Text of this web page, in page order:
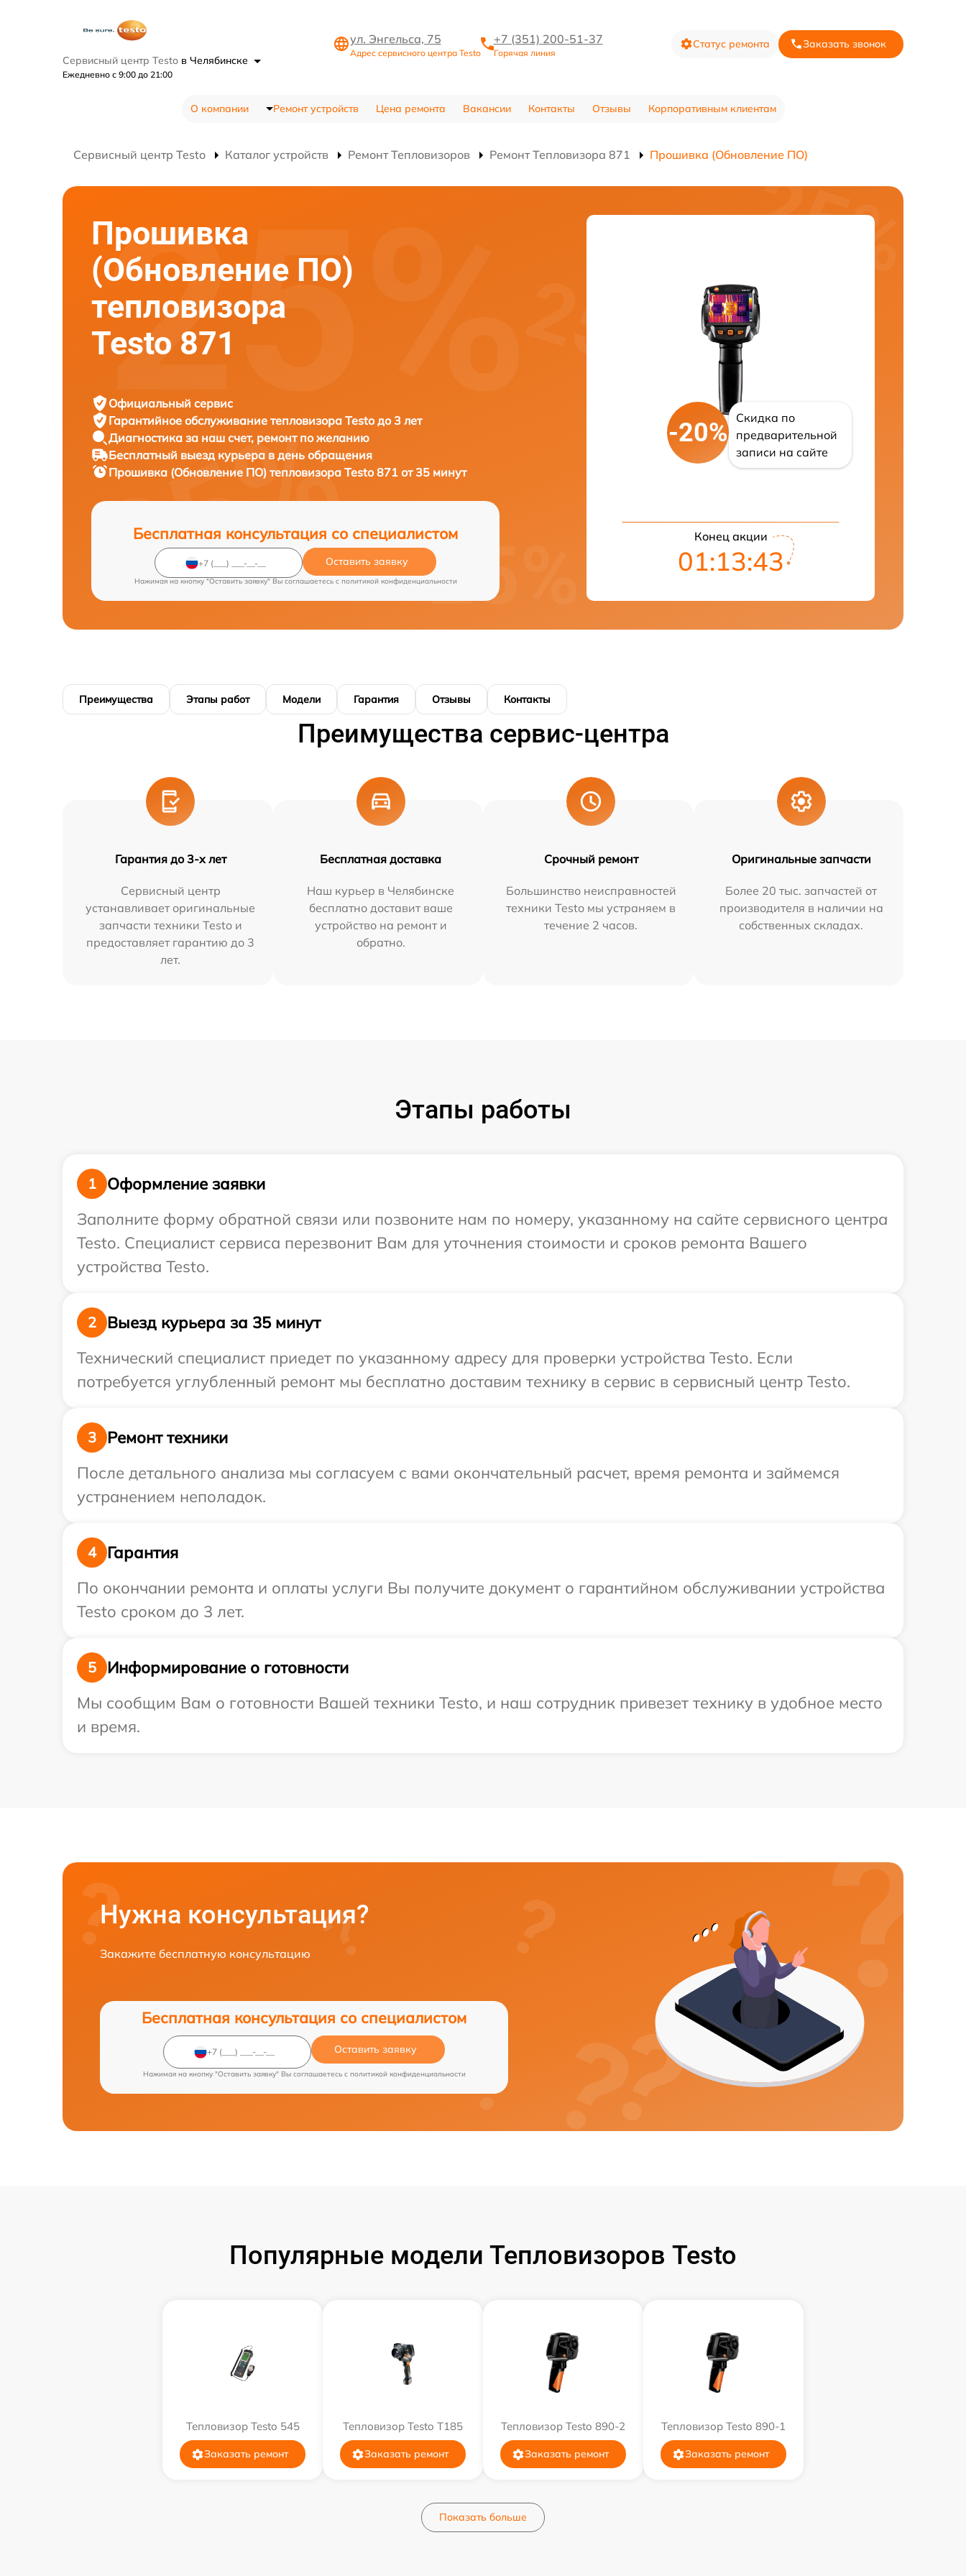
Сервисный центр Testo в Челябинске
Ежедневно с 9:00 до 21:00
ул. Энгельса, 75
Адрес сервисного центра Testo
+7 (351) 200-51-37
Горячая линия
Статус ремонта Заказать звонок
О компании Ремонт устройств Цена ремонта Вакансии Контакты Отзывы Корпоративным клиентам
Сервисный центр Testo Каталог устройств Ремонт Тепловизоров Ремонт Тепловизора 871 Прошивка (Обновление ПО)
Прошивка
(Обновление ПО)
тепловизора
Testo 871
Официальный сервис
Гарантийное обслуживание тепловизора Testo до 3 лет
Диагностика за наш счет, ремонт по желанию
Бесплатный выезд курьера в день обращения
Прошивка (Обновление ПО) тепловизора Testo 871 от 35 минут
Бесплатная консультация со специалистом
Оставить заявку
Нажимая на кнопку "Оставить заявку" Вы соглашаетесь c политикой конфиденциальности
-20%
Скидка по
предварительной
записи на сайте
Конец акции
01:13:42
Преимущества Этапы работ Модели Гарантия Отзывы Контакты
Преимущества сервис-центра
Гарантия до 3-х лет
Сервисный центр
устанавливает оригинальные
запчасти техники Testo и
предоставляет гарантию до 3
лет.
Бесплатная доставка
Наш курьер в Челябинске
бесплатно доставит ваше
устройство на ремонт и
обратно.
Срочный ремонт
Большинство неисправностей
техники Testo мы устраняем в
течение 2 часов.
Оригинальные запчасти
Более 20 тыс. запчастей от
производителя в наличии на
собственных складах.
Этапы работы
1
Оформление заявки
Заполните форму обратной связи или позвоните нам по номеру, указанному на сайте сервисного центра
Testo. Специалист сервиса перезвонит Вам для уточнения стоимости и сроков ремонта Вашего
устройства Testo.
2
Выезд курьера за 35 минут
Технический специалист приедет по указанному адресу для проверки устройства Testo. Если
потребуется углубленный ремонт мы бесплатно доставим технику в сервис в сервисный центр Testo.
3
Ремонт техники
После детального анализа мы согласуем с вами окончательный расчет, время ремонта и займемся
устранением неполадок.
4
Гарантия
По окончании ремонта и оплаты услуги Вы получите документ о гарантийном обслуживании устройства
Testo сроком до 3 лет.
5
Информирование о готовности
Мы сообщим Вам о готовности Вашей техники Testo, и наш сотрудник привезет технику в удобное место
и время.
Нужна консультация?
Закажите бесплатную консультацию
Бесплатная консультация со специалистом
Оставить заявку
Нажимая на кнопку "Оставить заявку" Вы соглашаетесь c политикой конфиденциальности
Популярные модели Тепловизоров Testo
Тепловизор Testo 545
Заказать ремонт
Тепловизор Testo T185
Заказать ремонт
Тепловизор Testo 890-2
Заказать ремонт
Тепловизор Testo 890-1
Заказать ремонт
Показать больше